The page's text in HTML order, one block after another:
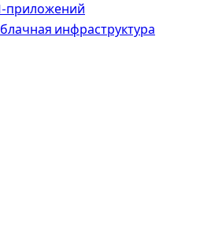
приложений
инфраструктура